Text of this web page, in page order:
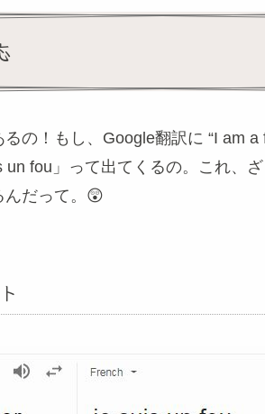
の！もし、Google翻訳に “I am
un fou」って出てくるの。これ、
んだって。😲